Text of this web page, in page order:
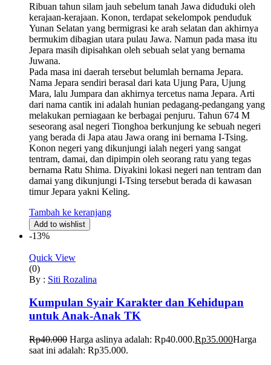
Ribuan tahun silam jauh sebelum tanah Jawa diduduki oleh
kerajaan-kerajaan. Konon, terdapat sekelompok penduduk
Yunan Selatan yang bermigrasi ke arah selatan dan akhirnya
bermukim dibagian utara pulau Jawa. Namun pada masa itu
Jepara masih dipisahkan oleh sebuah selat yang bernama
Juwana.
Pada masa ini daerah tersebut belumlah bernama Jepara.
Nama Jepara sendiri berasal dari kata Ujung Para, Ujung
Mara, lalu Jumpara dan akhirnya tercetus nama Jepara. Arti
dari nama cantik ini adalah hunian pedagang-pedangang yang
melakukan perniagaan ke berbagai penjuru. Tahun 674 M
seseorang asal negeri Tionghoa berkunjung ke sebuah negeri
yang berada di Japa atau Jawa orang ini bernama I-Tsing.
Konon negeri yang dikunjungi ialah negeri yang sangat
tentram, damai, dan dipimpin oleh seorang ratu yang tegas
bernama Ratu Shima. Diyakini lokasi negeri nan tentram dan
damai yang dikunjungi I-Tsing tersebut berada di kawasan
timur Jepara yakni Keling.
Tambah ke keranjang
Add to wishlist
-13%
Quick View
(0)
By : Siti Rozalina
Kumpulan Syair Karakter dan Kehidupan
untuk Anak-Anak TK
Rp40.000 Harga aslinya adalah: Rp40.000.Rp35.000Harga
saat ini adalah: Rp35.000.